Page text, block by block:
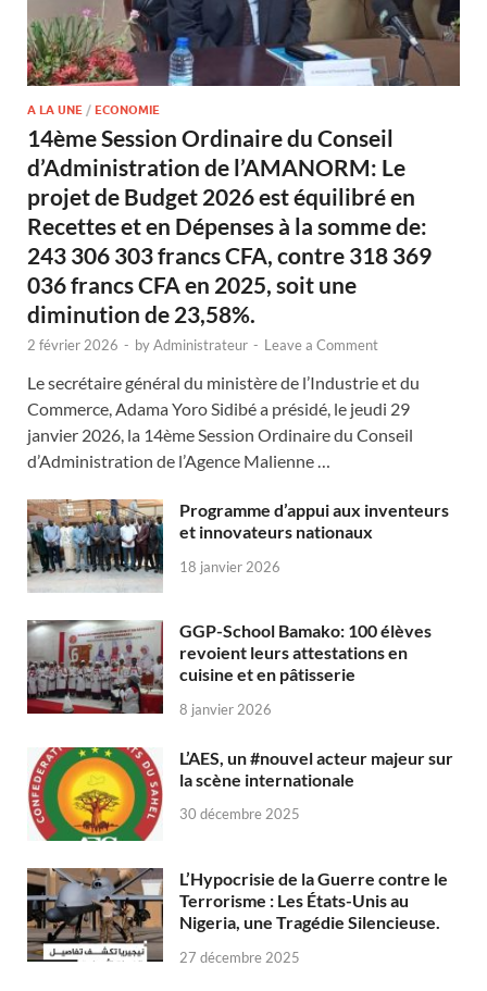
A LA UNE / ECONOMIE
14ème Session Ordinaire du Conseil
d’Administration de l’AMANORM: Le
projet de Budget 2026 est équilibré en
Recettes et en Dépenses à la somme de:
243 306 303 francs CFA, contre 318 369
036 francs CFA en 2025, soit une
diminution de 23,58%.
2 février 2026 - byAdministrateur - Leave a Comment
Le secrétaire général du ministère de l’Industrie et du
Commerce, Adama Yoro Sidibé a présidé, le jeudi 29
janvier 2026, la 14ème Session Ordinaire du Conseil
d’Administration de l’Agence Malienne …
Programme d’appui aux inventeurs
et innovateurs nationaux
18 janvier 2026
GGP-School Bamako: 100 élèves
revoient leurs attestations en
cuisine et en pâtisserie
8 janvier 2026
L’AES, un #nouvel acteur majeur sur
la scène internationale
30 décembre 2025
L’Hypocrisie de la Guerre contre le
Terrorisme : Les États-Unis au
Nigeria, une Tragédie Silencieuse.
27 décembre 2025